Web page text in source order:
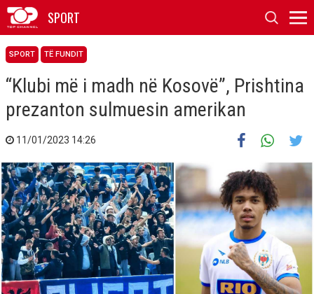
SPORT
SPORT TË FUNDIT
“Klubi më i madh në Kosovë”, Prishtina
prezanton sulmuesin amerikan
11/01/2023 14:26